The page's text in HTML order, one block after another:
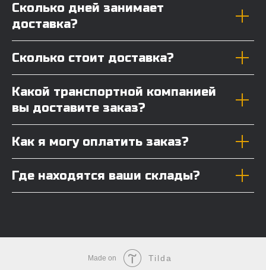
Сколько дней занимает
доставка?
Сколько стоит доставка?
Какой транспортной компанией
вы доставите заказ?
Как я могу оплатить заказ?
Где находятся ваши склады?
Made on Tilda